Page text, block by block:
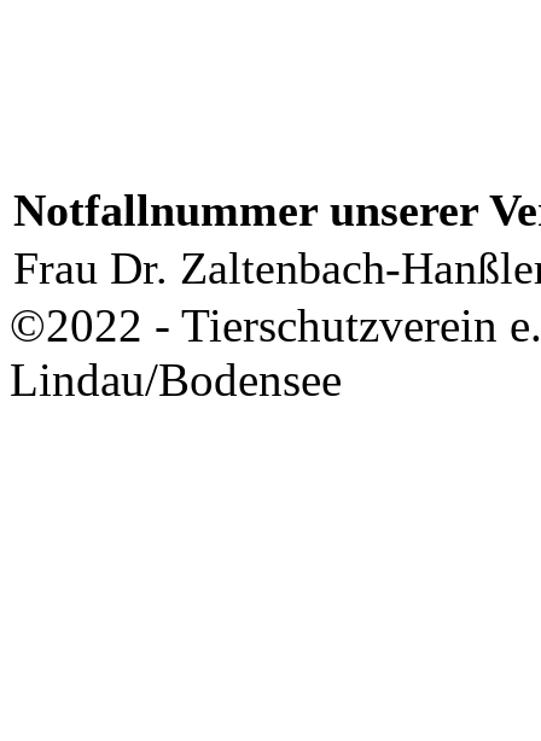
Notfallnummer unserer
Frau Dr. Zaltenbach-
©2022 - Tierschutzverein
Lindau/Bodensee